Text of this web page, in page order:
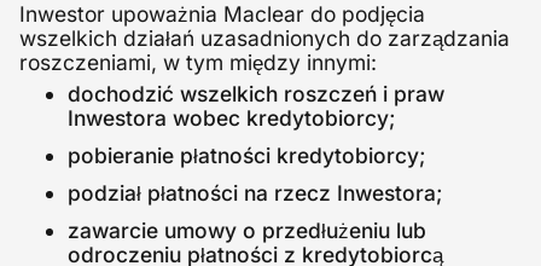
Inwestor upoważnia Maclear do podjęcia
wszelkich działań uzasadnionych do zarządzania
roszczeniami, w tym między innymi:
dochodzić wszelkich roszczeń i praw
Inwestora wobec kredytobiorcy;
pobieranie płatności kredytobiorcy;
podział płatności na rzecz Inwestora;
zawarcie umowy o przedłużeniu lub
odroczeniu płatności z kredytobiorcą